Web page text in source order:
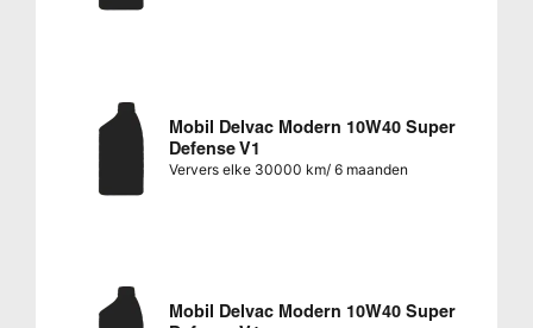
Mobil Delvac Modern 10W40 Super
Defense V1
Ververs elke 30000 km/ 6 maanden
Mobil Delvac Modern 10W40 Super